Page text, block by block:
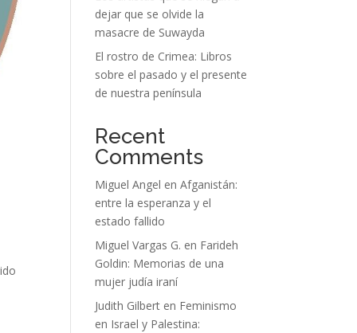
dejar que se olvide la
masacre de Suwayda
El rostro de Crimea: Libros
sobre el pasado y el presente
de nuestra península
Recent
Comments
Miguel Angel enAfganistán:
entre la esperanza y el
estado fallido
Miguel Vargas G. en Farideh
Goldin: Memorias de una
mujer judía iraní
Judith Gilbert en Feminismo
en Israel y Palestina: